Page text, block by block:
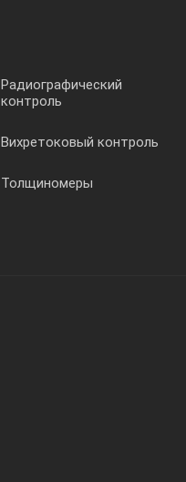
Радиографический
контроль
Вихретоковый контроль
Толщиномеры